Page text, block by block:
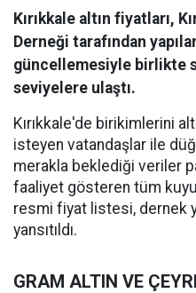
Kırıkkale altın fiyatları,
Derneği tarafından
güncellemesiyle birlikte
seviyelere ulaştı.
Kırıkkale'de birikimlerini
isteyen vatandaşlar ile
merakla beklediği veriler
faaliyet gösteren tüm
resmi fiyat listesi, dernek
yansıtıldı.
GRAM ALTIN VE